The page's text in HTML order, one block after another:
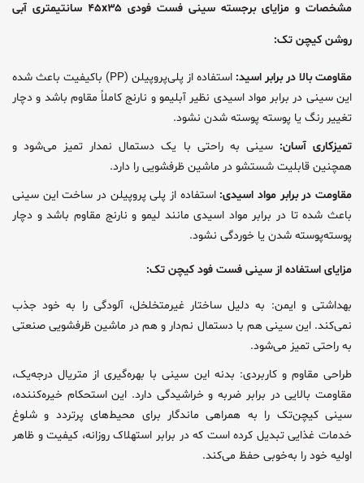
مشخصات و مزایای برجسته سینی فست فودی ۴۵x۳۵ سانتیمتری آبی
روشن کیچن تک:
مقاومت بالا در برابر اسید:
استفاده از پلی‌پروپیلن (PP) باکیفیت باعث شده
این سینی در برابر مواد اسیدی نظیر آبلیمو و نارنج کاملاً مقاوم باشد و دچار
تغییر رنگ یا پوسته پوسته شدن نشود.
تمیزکاری آسان: سینی به راحتی با یک دستمال نمدار تمیز می‌شود و
همچنین قابلیت شستشو در ماشین ظرفشویی را دارد.
مقاومت در برابر مواد اسیدی: استفاده از پلی پروپیلن در ساخت این سینی
باعث شده تا در برابر مواد اسیدی مانند لیمو و نارنج مقاوم باشد و دچار
پوسته‌پوسته شدن یا خوردگی نشود.
مزایای استفاده از سینی فست فود کیچن تک:
بهداشتی و ایمن: به دلیل ساختار غیرمتخلخل، آلودگی را به خود جذب
نمی‌کند. این سینی هم با دستمال نم‌دار و هم در ماشین ظرفشویی صنعتی
به راحتی تمیز می‌شود.
طراحی مقاوم و کاربردی: بدنه این سینی با بهره‌گیری از متریال درجه‌یک،
مقاومت بالایی در برابر ضربه و خراشیدگی دارد. این استحکام خیره‌کننده،
سینی کیچن‌تک را به همراهی ماندگار برای محیط‌های پرتردد و شلوغ
خدمات غذایی تبدیل کرده است که در برابر استهلاک روزانه، کیفیت و ظاهر
اولیه خود را به‌خوبی حفظ می‌کند.